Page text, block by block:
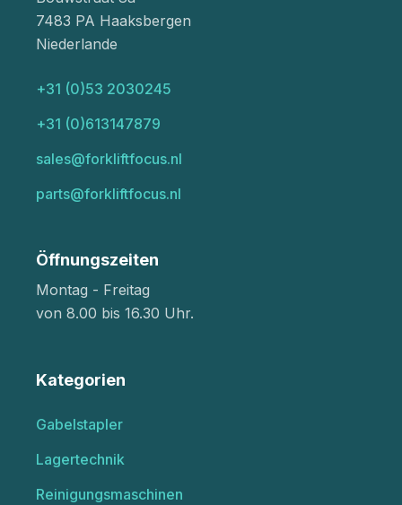
7483 PA Haaksbergen
Niederlande
+31 (0)53 2030245
+31 (0)613147879
sales@forkliftfocus.nl
parts@forkliftfocus.nl
Öffnungszeiten
Montag - Freitag
von 8.00 bis 16.30 Uhr.
Kategorien
Gabelstapler
Lagertechnik
Reinigungsmaschinen